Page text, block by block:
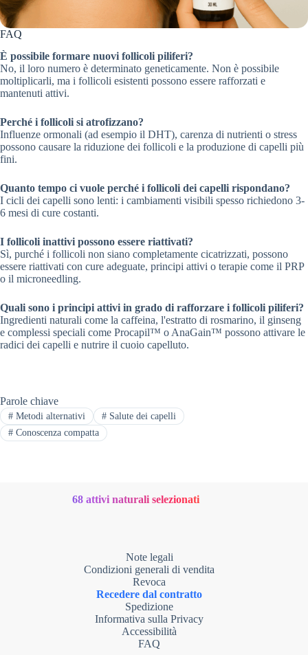
FAQ
È possibile formare nuovi follicoli piliferi?
No, il loro numero è determinato geneticamente. Non è possibile
moltiplicarli, ma i follicoli esistenti possono essere rafforzati e
mantenuti attivi.
Perché i follicoli si atrofizzano?
Influenze ormonali (ad esempio il DHT), carenza di nutrienti o stress
possono causare la riduzione dei follicoli e la produzione di capelli più
fini.
Quanto tempo ci vuole perché i follicoli dei capelli rispondano?
I cicli dei capelli sono lenti: i cambiamenti visibili spesso richiedono 3-
6 mesi di cure costanti.
I follicoli inattivi possono essere riattivati?
Sì, purché i follicoli non siano completamente cicatrizzati, possono
essere riattivati con cure adeguate, principi attivi o terapie come il PRP
o il microneedling.
Quali sono i principi attivi in grado di rafforzare i follicoli piliferi?
Ingredienti naturali come la caffeina, l'estratto di rosmarino, il ginseng
e complessi speciali come Procapil™ o AnaGain™ possono attivare le
radici dei capelli e nutrire il cuoio capelluto.
Parole chiave
# Metodi alternativi
# Salute dei capelli
# Conoscenza compatta
68 attivi naturali selezionati
Note legali
Condizioni generali di vendita
Revoca
Recedere dal contratto
Spedizione
Informativa sulla Privacy
Accessibilità
FAQ